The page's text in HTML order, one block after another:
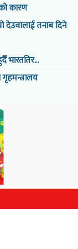
कारण
देउवालाई तनाब दिने
भारततिर...